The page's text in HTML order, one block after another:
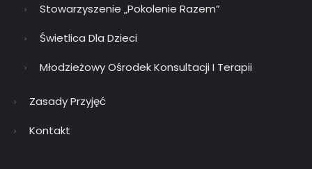
Stowarzyszenie „Pokolenie Razem”
Świetlica Dla Dzieci
Młodzieżowy Ośrodek Konsultacji I Terapii
Zasady Przyjęć
Kontakt